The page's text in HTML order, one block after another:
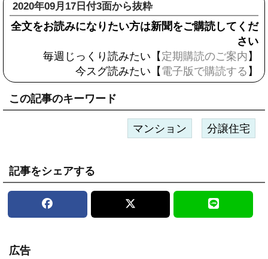
2020年09月17日付3面から抜粋
全文をお読みになりたい方は新聞をご購読してくだ
さい
毎週じっくり読みたい【 定期購読のご案内 】
今スグ読みたい【 電子版で購読する 】
この記事のキーワード
マンション 分譲住宅
記事をシェアする
広告